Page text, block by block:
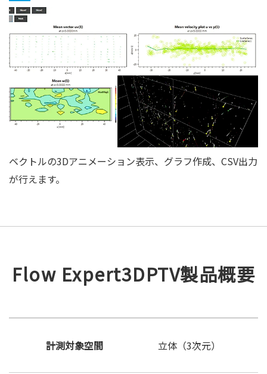
ベクトルの3Dアニメーション表示、グラフ作成、CSV出力
が行えます。
Flow Expert3DPTV製品概要
計測対象空間 立体（3次元）